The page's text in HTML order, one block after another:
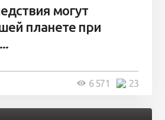
могут
планете при
23
6 571